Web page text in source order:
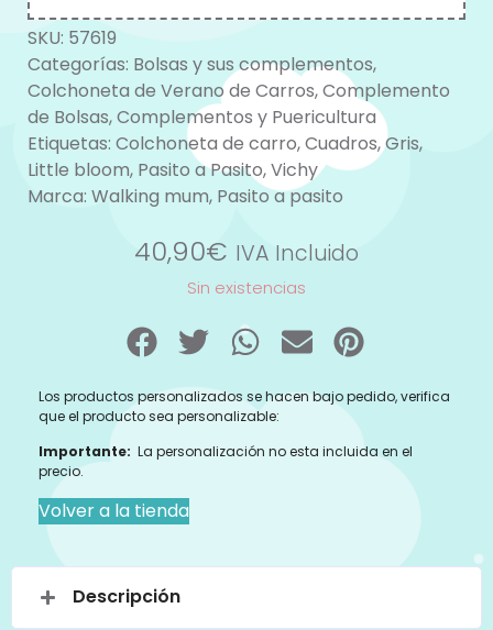
SKU: 57619
Categorías: Bolsas y sus complementos,
Colchoneta de Verano de Carros,Complemento
de Bolsas,Complementos y Puericultura
Etiquetas: Colchoneta de carro,Cuadros,Gris,
Little bloom, Pasito a Pasito,Vichy
Marca: Walking mum, Pasito a pasito
40,90€ IVA Incluido
Sin existencias
Los productos personalizados se hacen bajo pedido, verifica
que el producto sea personalizable:
Importante: La personalización no esta incluida en el
precio.
Volver a la tienda
Descripción